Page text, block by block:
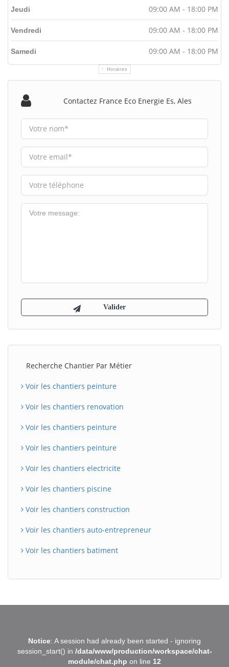
Horaires
Jeudi 09:00 AM - 18:00 PM
Vendredi 09:00 AM - 18:00 PM
Samedi 09:00 AM - 18:00 PM
Contactez France Eco Energie Es, Ales
Recherche Chantier Par Métier
Voir les chantiers peinture
Voir les chantiers renovation
Voir les chantiers peinture
Voir les chantiers peinture
Voir les chantiers electricite
Voir les chantiers piscine
Voir les chantiers construction
Voir les chantiers auto-entrepreneur
Voir les chantiers batiment
Notice: A session had already been started - ignoring
session_start() in /data/www/production/workspace/chat-
module/chat.php on line 12
B
Assistant en ligne